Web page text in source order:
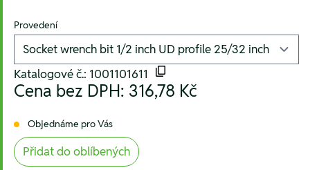
Provedení
Katalogové č.: 1001101611
Cena bez DPH: 316,78 Kč
Objednáme pro Vás
Přidat do oblíbených